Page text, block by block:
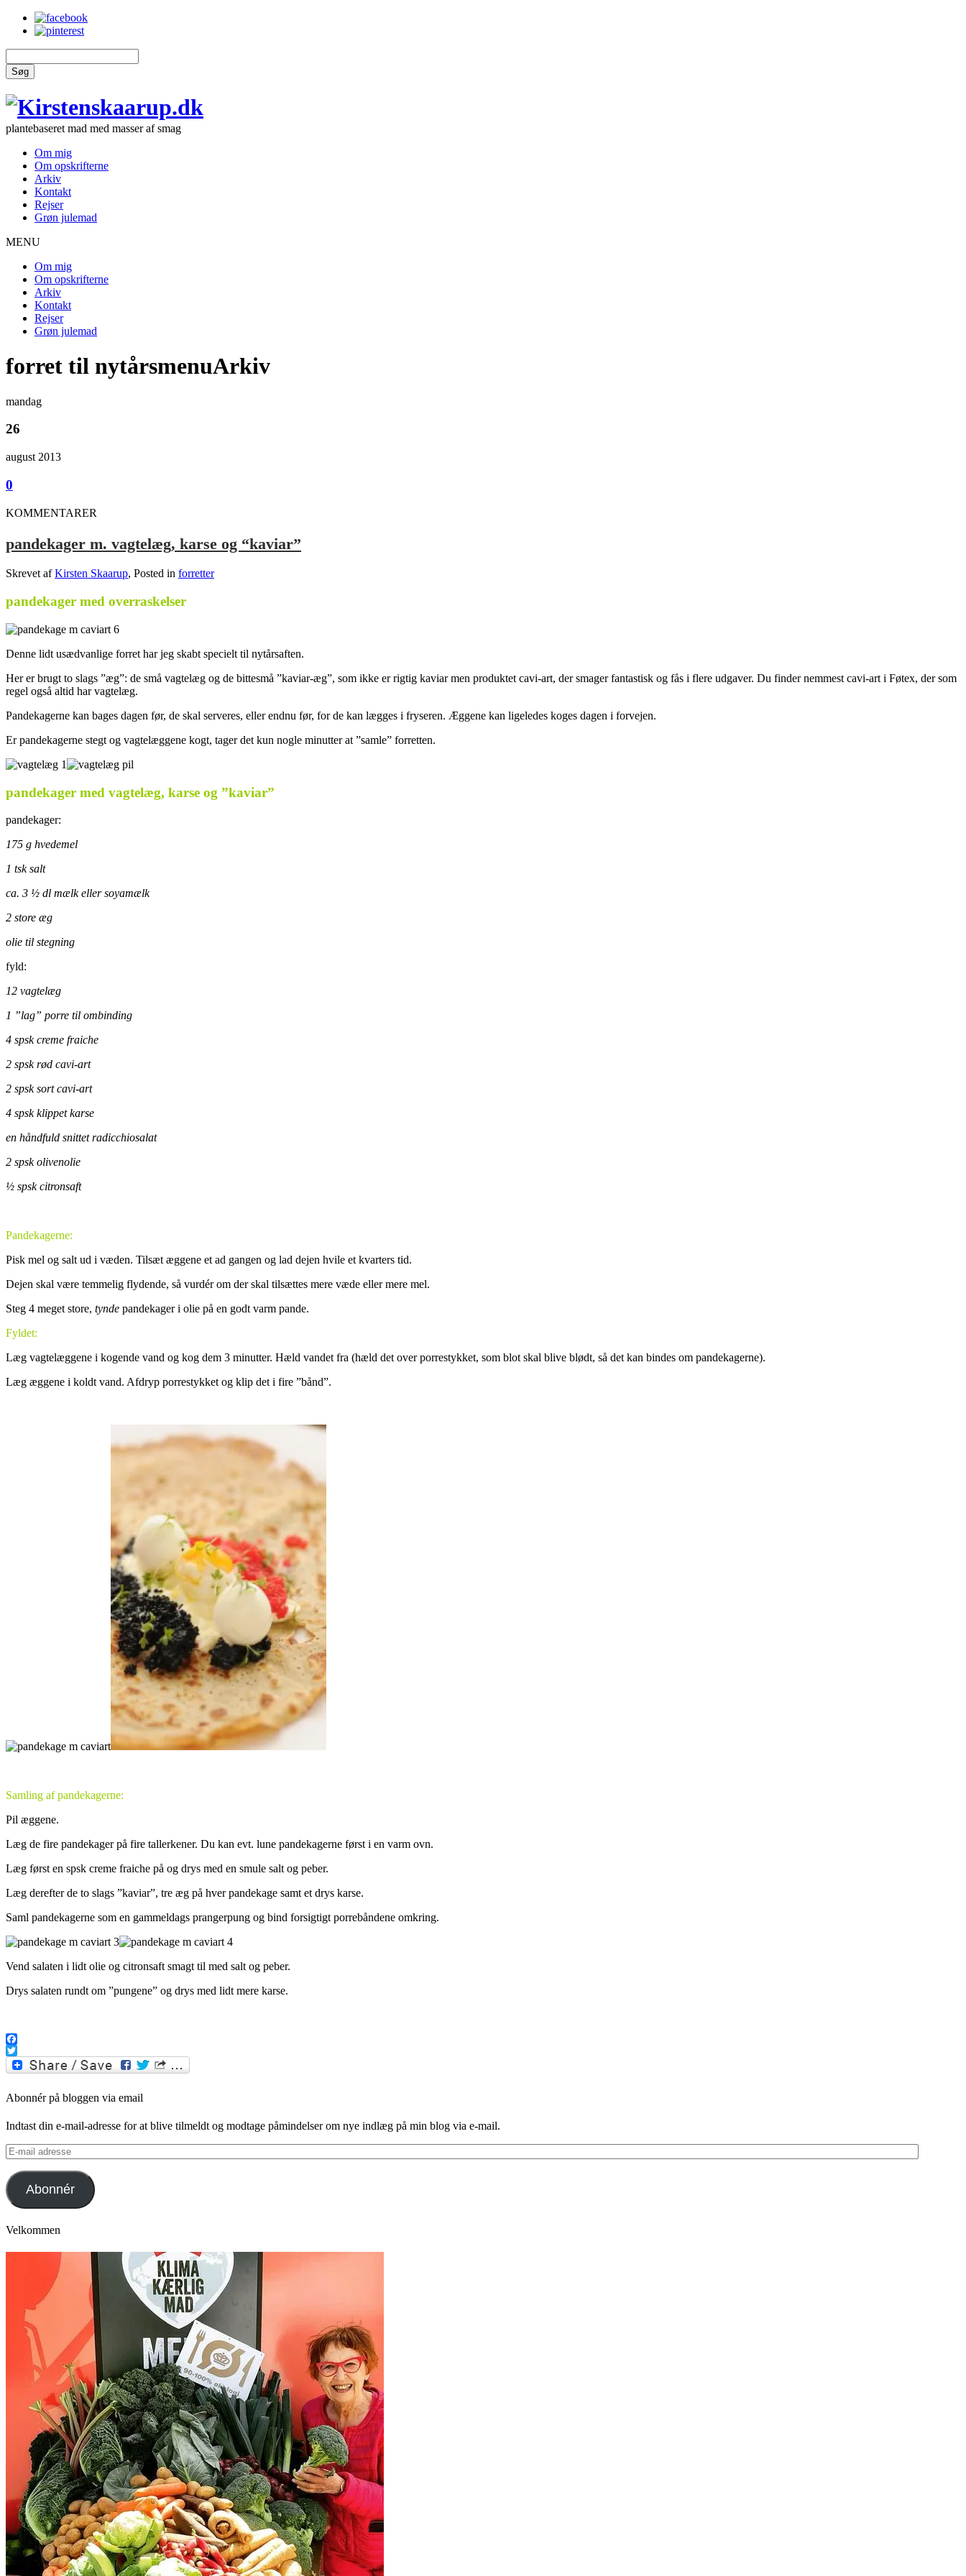
Søg
plantebaseret mad med masser af smag
Om mig
Om opskrifterne
Arkiv
Kontakt
Rejser
Grøn julemad
MENU
Om mig
Om opskrifterne
Arkiv
Kontakt
Rejser
Grøn julemad
forret til nytårsmenuArkiv
mandag
26
august 2013
0
KOMMENTARER
pandekager m. vagtelæg, karse og “kaviar”
Skrevet afKirsten Skaarup, Posted in forretter
pandekager med overraskelser
Denne lidt usædvanlige forret har jeg skabt specielt til nytårsaften.
Her er brugt to slags ”æg”: de små vagtelæg og de bittesmå ”kaviar-æg”, som ikke er rigtig kaviar men produktet cavi-art, der smager fantastisk og fås i flere udgaver. Du finder nemmest cavi-art i Føtex, der som
regel også altid har vagtelæg.
Pandekagerne kan bages dagen før, de skal serveres, eller endnu før, for de kan lægges i fryseren. Æggene kan ligeledes koges dagen i forvejen.
Er pandekagerne stegt og vagtelæggene kogt, tager det kun nogle minutter at ”samle” forretten.
pandekager med vagtelæg, karse og ”kaviar”
pandekager:
175 g hvedemel
1 tsk salt
ca. 3 ½ dl mælk eller soyamælk
2 store æg
olie til stegning
fyld:
12 vagtelæg
1 ”lag” porre til ombinding
4 spsk creme fraiche
2 spsk rød cavi-art
2 spsk sort cavi-art
4 spsk klippet karse
en håndfuld snittet radicchiosalat
2 spsk olivenolie
½ spsk citronsaft
Pandekagerne:
Pisk mel og salt ud i væden. Tilsæt æggene et ad gangen og lad dejen hvile et kvarters tid.
Dejen skal være temmelig flydende, så vurdér om der skal tilsættes mere væde eller mere mel.
Steg 4 meget store, tynde pandekager i olie på en godt varm pande.
Fyldet:
Læg vagtelæggene i kogende vand og kog dem 3 minutter. Hæld vandet fra (hæld det over porrestykket, som blot skal blive blødt, så det kan bindes om pandekagerne).
Læg æggene i koldt vand. Afdryp porrestykket og klip det i fire ”bånd”.
Samling af pandekagerne:
Pil æggene.
Læg de fire pandekager på fire tallerkener. Du kan evt. lune pandekagerne først i en varm ovn.
Læg først en spsk creme fraiche på og drys med en smule salt og peber.
Læg derefter de to slags ”kaviar”, tre æg på hver pandekage samt et drys karse.
Saml pandekagerne som en gammeldags prangerpung og bind forsigtigt porrebåndene omkring.
Vend salaten i lidt olie og citronsaft smagt til med salt og peber.
Drys salaten rundt om ”pungene” og drys med lidt mere karse.
Facebook
Twitter
Abonnér på bloggen via email
Indtast din e-mail-adresse for at blive tilmeldt og modtage påmindelser om nye indlæg på min blog via e-mail.
E-
mail
adresse
Abonnér
Velkommen